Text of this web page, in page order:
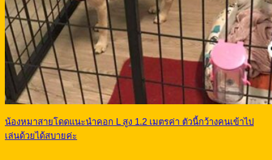
น้องหมาสายโดดแนะนำคอก L สูง 1.2 เมตรค่า ตัวนี้กว้างคนเข้าไป
เล่นด้วยได้สบายค่ะ